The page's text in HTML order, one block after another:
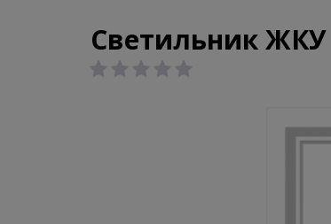
Светильник ЖКУ